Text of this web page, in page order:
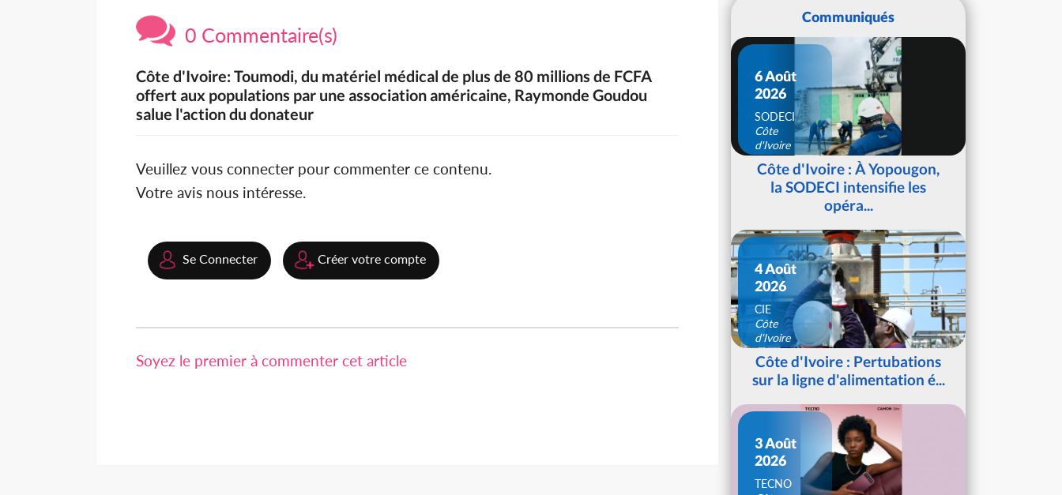
0 Commentaire(s)
Côte d'Ivoire: Toumodi, du matériel médical de plus de 80 millions de FCFA
offert aux populations par une association américaine, Raymonde Goudou
salue l'action du donateur
Veuillez vous connecter pour commenter ce contenu.
Votre avis nous intéresse.
Se Connecter Créer votre compte
Soyez le premier à commenter cet article
Communiqués
6 Août
2026
SODECI
Côte
d'Ivoire
Côte d'Ivoire : À Yopougon,
la SODECI intensifie les
opéra...
4 Août
2026
CIE
Côte
d'Ivoire
Côte d'Ivoire : Pertubations
sur la ligne d'alimentation é...
3 Août
2026
TECNO